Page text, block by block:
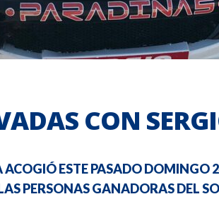
CON
ACOGIÓ ESTE PASADO
PERSONAS GANADORAS DEL